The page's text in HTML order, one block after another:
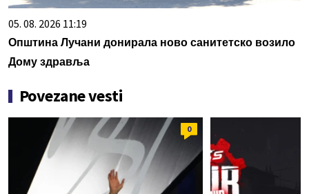
05. 08. 2026 11:19
Општина Лучани донирала ново санитетско возило
Дому здравља
Povezane vesti
0